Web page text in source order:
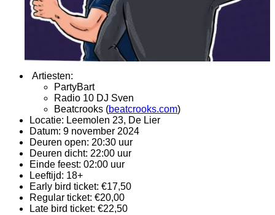
Artiesten:
PartyBart
Radio 10 DJ Sven
Beatcrooks (beatcrooks.com)
Locatie: Leemolen 23, De Lier
Datum: 9 november 2024
Deuren open: 20:30 uur
Deuren dicht: 22:00 uur
Einde feest: 02:00 uur
Leeftijd: 18+
Early bird ticket: €17,50
Regular ticket: €20,00
Late bird ticket: €22,50